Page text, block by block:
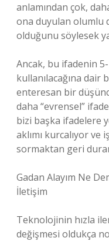
anlamından çok,
ona duyulan olumlu
olduğunu söylesek
Ancak, bu ifadenin 5-
kullanılacağına dair
enteresan bir
daha “evrensel”
bizi başka ifadelere
aklımı kurcalıyor
sormaktan geri
Gadan Alayım Ne
İletişim
Teknolojinin hızla
değişmesi oldukça